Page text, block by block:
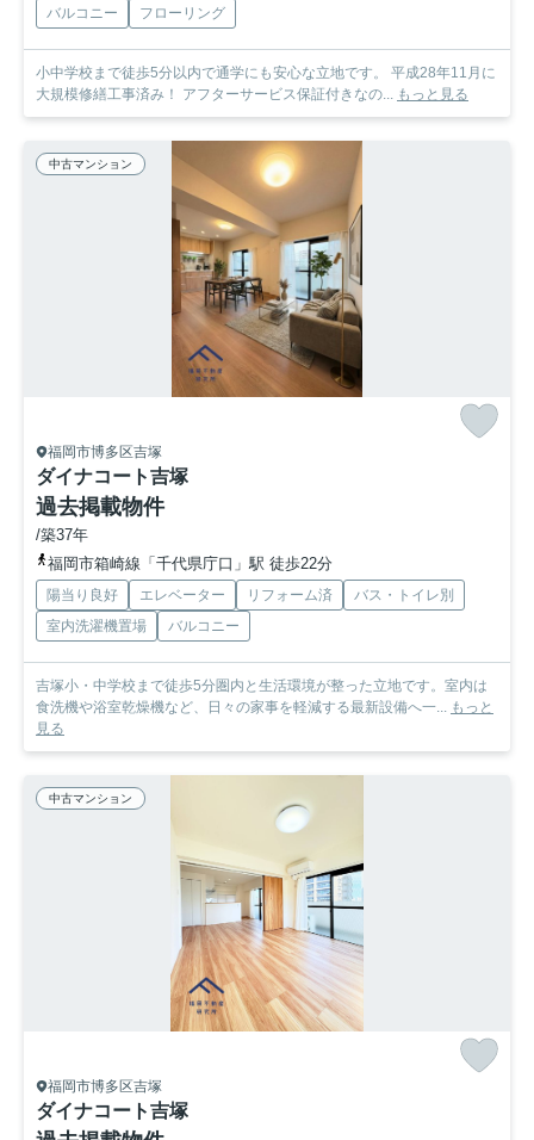
バルコニー
フローリング
小中学校まで徒歩5分以内で通学にも安心な立地です。 平成28年11月に
大規模修繕工事済み！ アフターサービス保証付きなの...
もっと見る
中古マンション
福岡市博多区吉塚
ダイナコート吉塚
過去掲載物件
/築37年
福岡市箱崎線「千代県庁口」駅 徒歩22分
陽当り良好 エレベーター リフォーム済
バス・トイレ別
室内洗濯機置場
バルコニー
吉塚小・中学校まで徒歩5分圏内と生活環境が整った立地です。室内は
食洗機や浴室乾燥機など、日々の家事を軽減する最新設備へ一... もっと
見る
中古マンション
福岡市博多区吉塚
ダイナコート吉塚